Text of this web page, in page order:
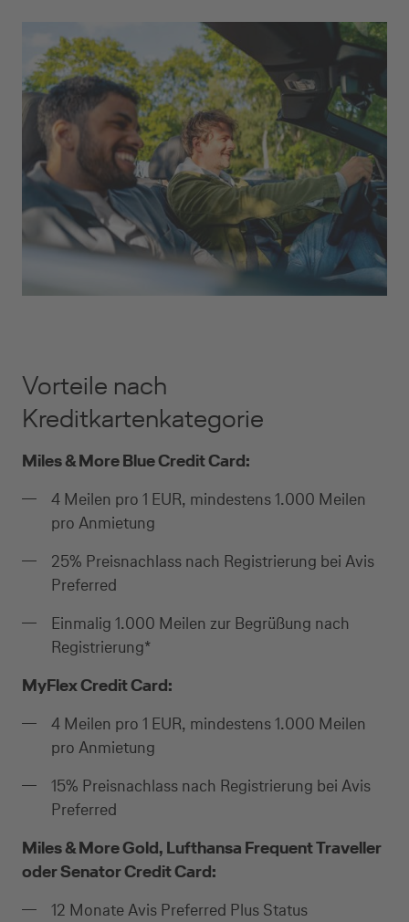
Vorteile nach
Kreditkartenkategorie
Miles & More Blue Credit Card:
4 Meilen pro 1 EUR, mindestens 1.000 Meilen
pro Anmietung
25% Preisnachlass nach Registrierung bei Avis
Preferred
Einmalig 1.000 Meilen zur Begrüßung nach
Registrierung*
MyFlex Credit Card:
4 Meilen pro 1 EUR, mindestens 1.000 Meilen
pro Anmietung
15% Preisnachlass nach Registrierung bei Avis
Preferred
Miles & More Gold, Lufthansa Frequent Traveller
oder Senator Credit Card:
12 Monate Avis Preferred Plus Status
Kreditkarte beantragen